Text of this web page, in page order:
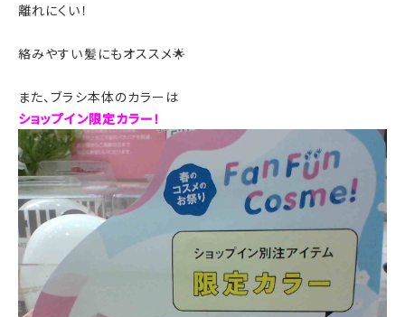
離れにくい！
絡みやすい髪にもオススメ🌟
また、ブラシ本体のカラーは
ショップイン限定カラー！